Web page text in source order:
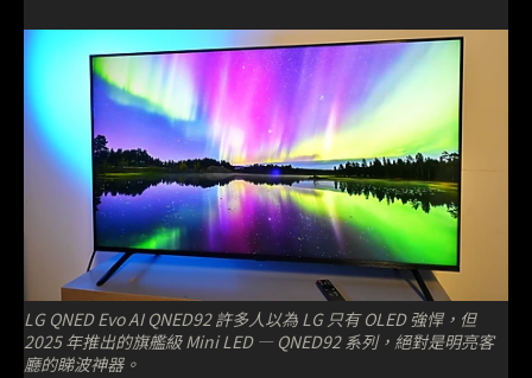
LG QNED Evo AI QNED92 許多人以為 LG 只有 OLED 強悍，但
2025 年推出的旗艦級 Mini LED — QNED92 系列，絕對是明亮客
廳的睇波神器。